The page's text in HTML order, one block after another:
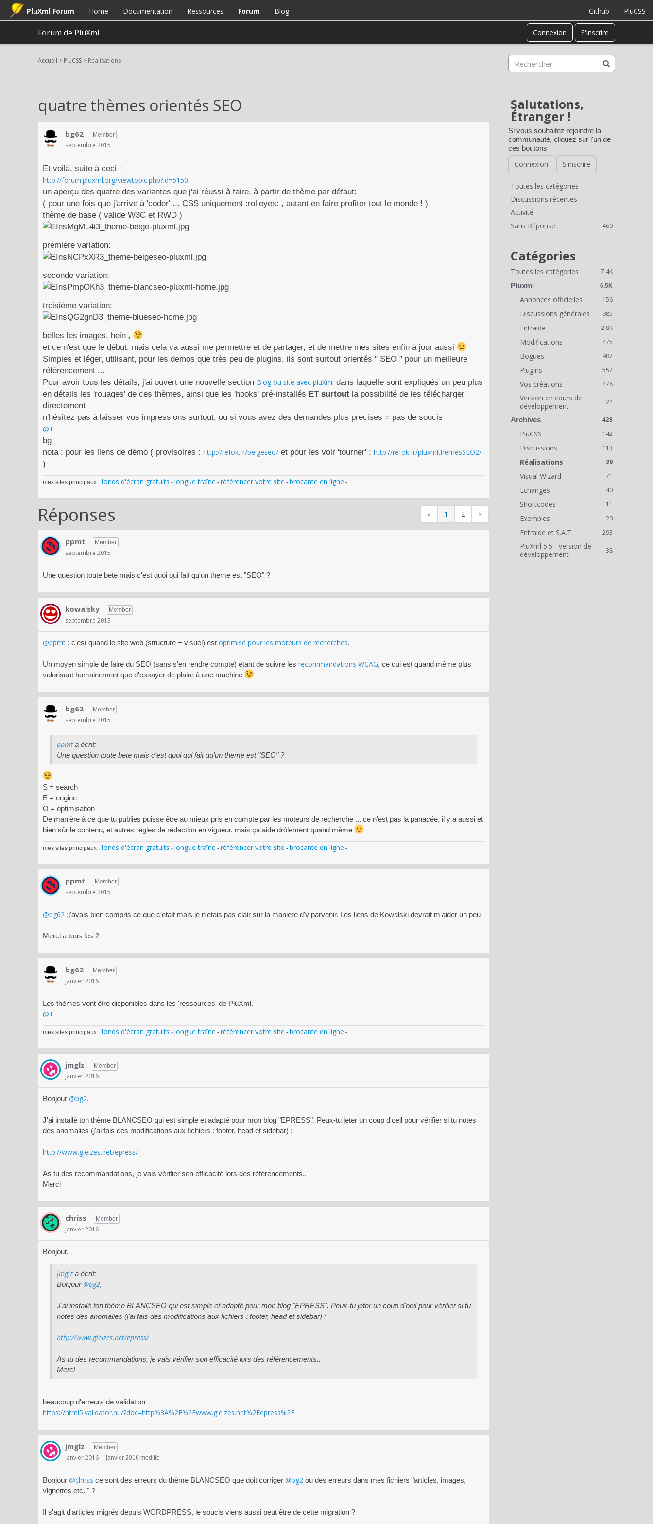
PluXml Forum Home Documentation Ressources Forum Blog PluCSS
Github
Forum de PluXml Connexion S'inscrire
Accueil › PluCSS › Réalisations
quatre thèmes orientés SEO
bg62 Member
septembre 2015
Et voilà, suite à ceci :
http://forum.pluxml.org/viewtopic.php?id=5150
un aperçu des quatre des variantes que j'ai réussi à faire, à partir de thème par défaut:
( pour une fois que j'arrive à 'coder' ... CSS uniquement :rolleyes: , autant en faire profiter tout le monde ! )
thème de base ( valide W3C et RWD )
première variation:
seconde variation:
troisième variation:
belles les images, hein ,
et ce n'est que le début, mais cela va aussi me permettre et de partager, et de mettre mes sites enfin à jour aussi
Simples et léger, utilisant, pour les demos que très peu de plugins, ils sont surtout orientés " SEO " pour un meilleure
référencement ...
Pour avoir tous les détails, j'ai ouvert une nouvelle section Blog ou site avec pluXml dans laquelle sont expliqués un peu plus
en détails les 'rouages' de ces thèmes, ainsi que les 'hooks' pré-installés ET surtout la possibilité de les télécharger
directement
n'hésitez pas à laisser vos impressions surtout, ou si vous avez des demandes plus précises = pas de soucis
@+
bg
nota : pour les liens de démo ( provisoires : http://refok.fr/beigeseo/ et pour les voir 'tourner' : http://refok.fr/pluxmlthemesSEO2/
)
mes sites principaux : fonds d'écran gratuits - longue traîne - référencer votre site - brocante en ligne -
« 1 2 »
Réponses
ppmt Member
septembre 2015
Une question toute bete mais c'est quoi qui fait qu'un theme est "SEO" ?
kowalsky Member
septembre 2015
@ppmt : c'est quand le site web (structure + visuel) est optimisé pour les moteurs de recherches.
Un moyen simple de faire du SEO (sans s'en rendre compte) étant de suivre les recommandations WCAG, ce qui est quand même plus
valorisant humainement que d'essayer de plaire à une machine
bg62 Member
septembre 2015
ppmt a écrit:
Une question toute bete mais c'est quoi qui fait qu'un theme est "SEO" ?
S = search
E = engine
O = optimisation
De manière à ce que tu publies puisse être au mieux pris en compte par les moteurs de recherche ... ce n'est pas la panacée, il y a aussi et
bien sûr le contenu, et autres règles de rédaction en vigueur, mais ça aide drôlement quand même
mes sites principaux : fonds d'écran gratuits - longue traîne - référencer votre site - brocante en ligne -
ppmt Member
septembre 2015
@bg62 :j'avais bien compris ce que c'etait mais je n'etais pas clair sur la maniere d'y parvenir. Les liens de Kowalski devrait m'aider un peu
Merci a tous les 2
bg62 Member
janvier 2016
Les thèmes vont être disponibles dans les 'ressources' de PluXml.
@+
mes sites principaux : fonds d'écran gratuits - longue traîne - référencer votre site - brocante en ligne -
jmglz Member
janvier 2016
Bonjour @bg2,
J'ai installé ton thème BLANCSEO qui est simple et adapté pour mon blog "EPRESS". Peux-tu jeter un coup d'oeil pour vérifier si tu notes
des anomalies (j'ai fais des modifications aux fichiers : footer, head et sidebar) :
http://www.gleizes.net/epress/
As tu des recommandations, je vais vérifier son efficacité lors des référencements..
Merci
chriss Member
janvier 2016
Bonjour,
jmglz a écrit:
Bonjour@bg2,
J'ai installé ton thème BLANCSEO qui est simple et adapté pour mon blog "EPRESS". Peux-tu jeter un coup d'oeil pour vérifier si tu
notes des anomalies (j'ai fais des modifications aux fichiers : footer, head et sidebar) :
http://www.gleizes.net/epress/
As tu des recommandations, je vais vérifier son efficacité lors des référencements..
Merci
beaucoup d'erreurs de validation
https://html5.validator.nu/?doc=http%3A%2F%2Fwww.gleizes.net%2Fepress%2F
jmglz Member
janvier 2016 janvier 2016 modifié
Bonjour @chriss ce sont des erreurs du thème BLANCSEO que doit corriger @bg2 ou des erreurs dans mes fichiers "articles, images,
vignettes etc.." ?
Il s'agit d'articles migrés depuis WORDPRESS, le soucis viens aussi peut être de cette migration ?
Salutations,
Étranger !
Si vous souhaitez rejoindre la
communauté, cliquez sur l'un de
ces boutons !
Connexion S'inscrire
L
i
e
n
s
r
Toutes les catégories
Discussions récentes
Activité
Sans Réponse
460
Catégories
7.4K
Toutes les catégories
6.5K
Pluxml
156
Annonces officielles
985
Discussions générales
2.8K
Entraide
475
Modifications
987
Bogues
557
Plugins
478
Vos créations
24
Version en cours de
développement
428
Archives
142
PluCSS
113
Discussions
29
Réalisations
71
Visual Wizard
40
Echanges
11
Shortcodes
20
Exemples
293
Entraide et S.A.T
38
PluXml 5.5 - version de
développement